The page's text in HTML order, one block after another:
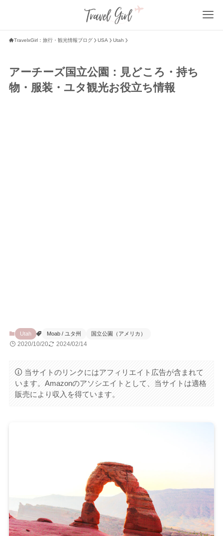
TravelxGirl：旅行・観光情報ブログ USA Utah
アーチーズ国立公園：見どころ・持ち
物・服装・ユタ観光お役立ち情報
Utah Moab / ユタ州 国立公園（アメリカ）
2020/10/20 2024/02/14
当サイトのリンクにはアフィリエイト広告が含まれて
います。Amazonのアソシエイトとして、当サイトは適格
販売により収入を得ています。